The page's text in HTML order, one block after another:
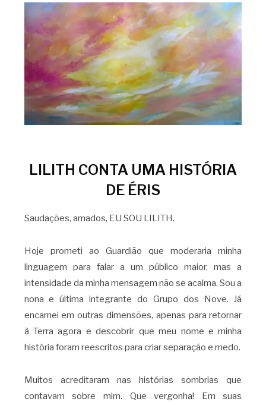
LILITH CONTA UMA HISTÓRIA
DE ÉRIS
Saudações, amados, EU SOU LILITH.
Hoje prometi ao Guardião que moderaria minha
linguagem para falar a um público maior, mas a
intensidade da minha mensagem não se acalma. Sou a
nona e última integrante do Grupo dos Nove. Já
encarnei em outras dimensões, apenas para retornar
à Terra agora e descobrir que meu nome e minha
história foram reescritos para criar separação e medo.
Muitos acreditaram nas histórias sombrias que
contavam sobre mim. Que vergonha! Em suas